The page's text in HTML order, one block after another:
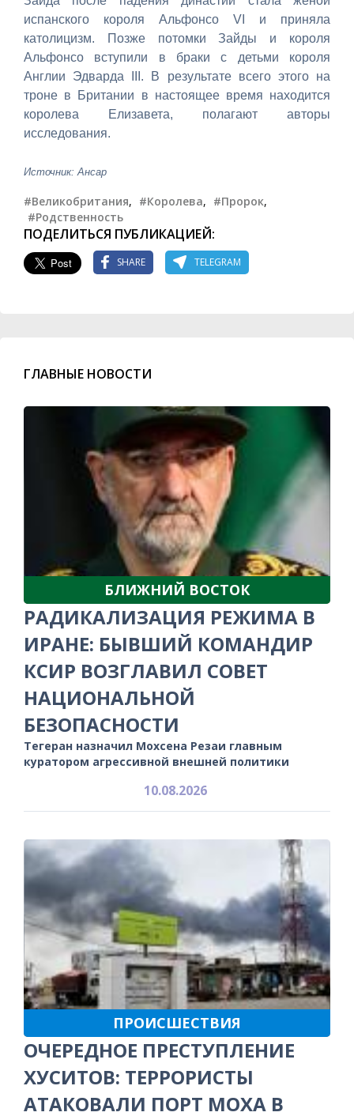
испанского короля Альфонсо VI и приняла
католицизм. Позже потомки Зайды и короля
Альфонсо вступили в браки с детьми короля
Англии Эдварда III. В результате всего этого на
троне в Британии в настоящее время находится
королева Елизавета, полагают авторы
исследования.
Источник: Ансар
#Великобритания, #Королева, #Пророк,
#Родственность
ПОДЕЛИТЬСЯ ПУБЛИКАЦИЕЙ:
SHARE TELEGRAM
ГЛАВНЫЕ НОВОСТИ
БЛИЖНИЙ ВОСТОК
РАДИКАЛИЗАЦИЯ РЕЖИМА В
ИРАНЕ: БЫВШИЙ КОМАНДИР
КСИР ВОЗГЛАВИЛ СОВЕТ
НАЦИОНАЛЬНОЙ
БЕЗОПАСНОСТИ
Тегеран назначил Мохсена Резаи главным
куратором агрессивной внешней политики
10.08.2026
ПРОИСШЕСТВИЯ
ОЧЕРЕДНОЕ ПРЕСТУПЛЕНИЕ
ХУСИТОВ: ТЕРРОРИСТЫ
АТАКОВАЛИ ПОРТ МОХА В